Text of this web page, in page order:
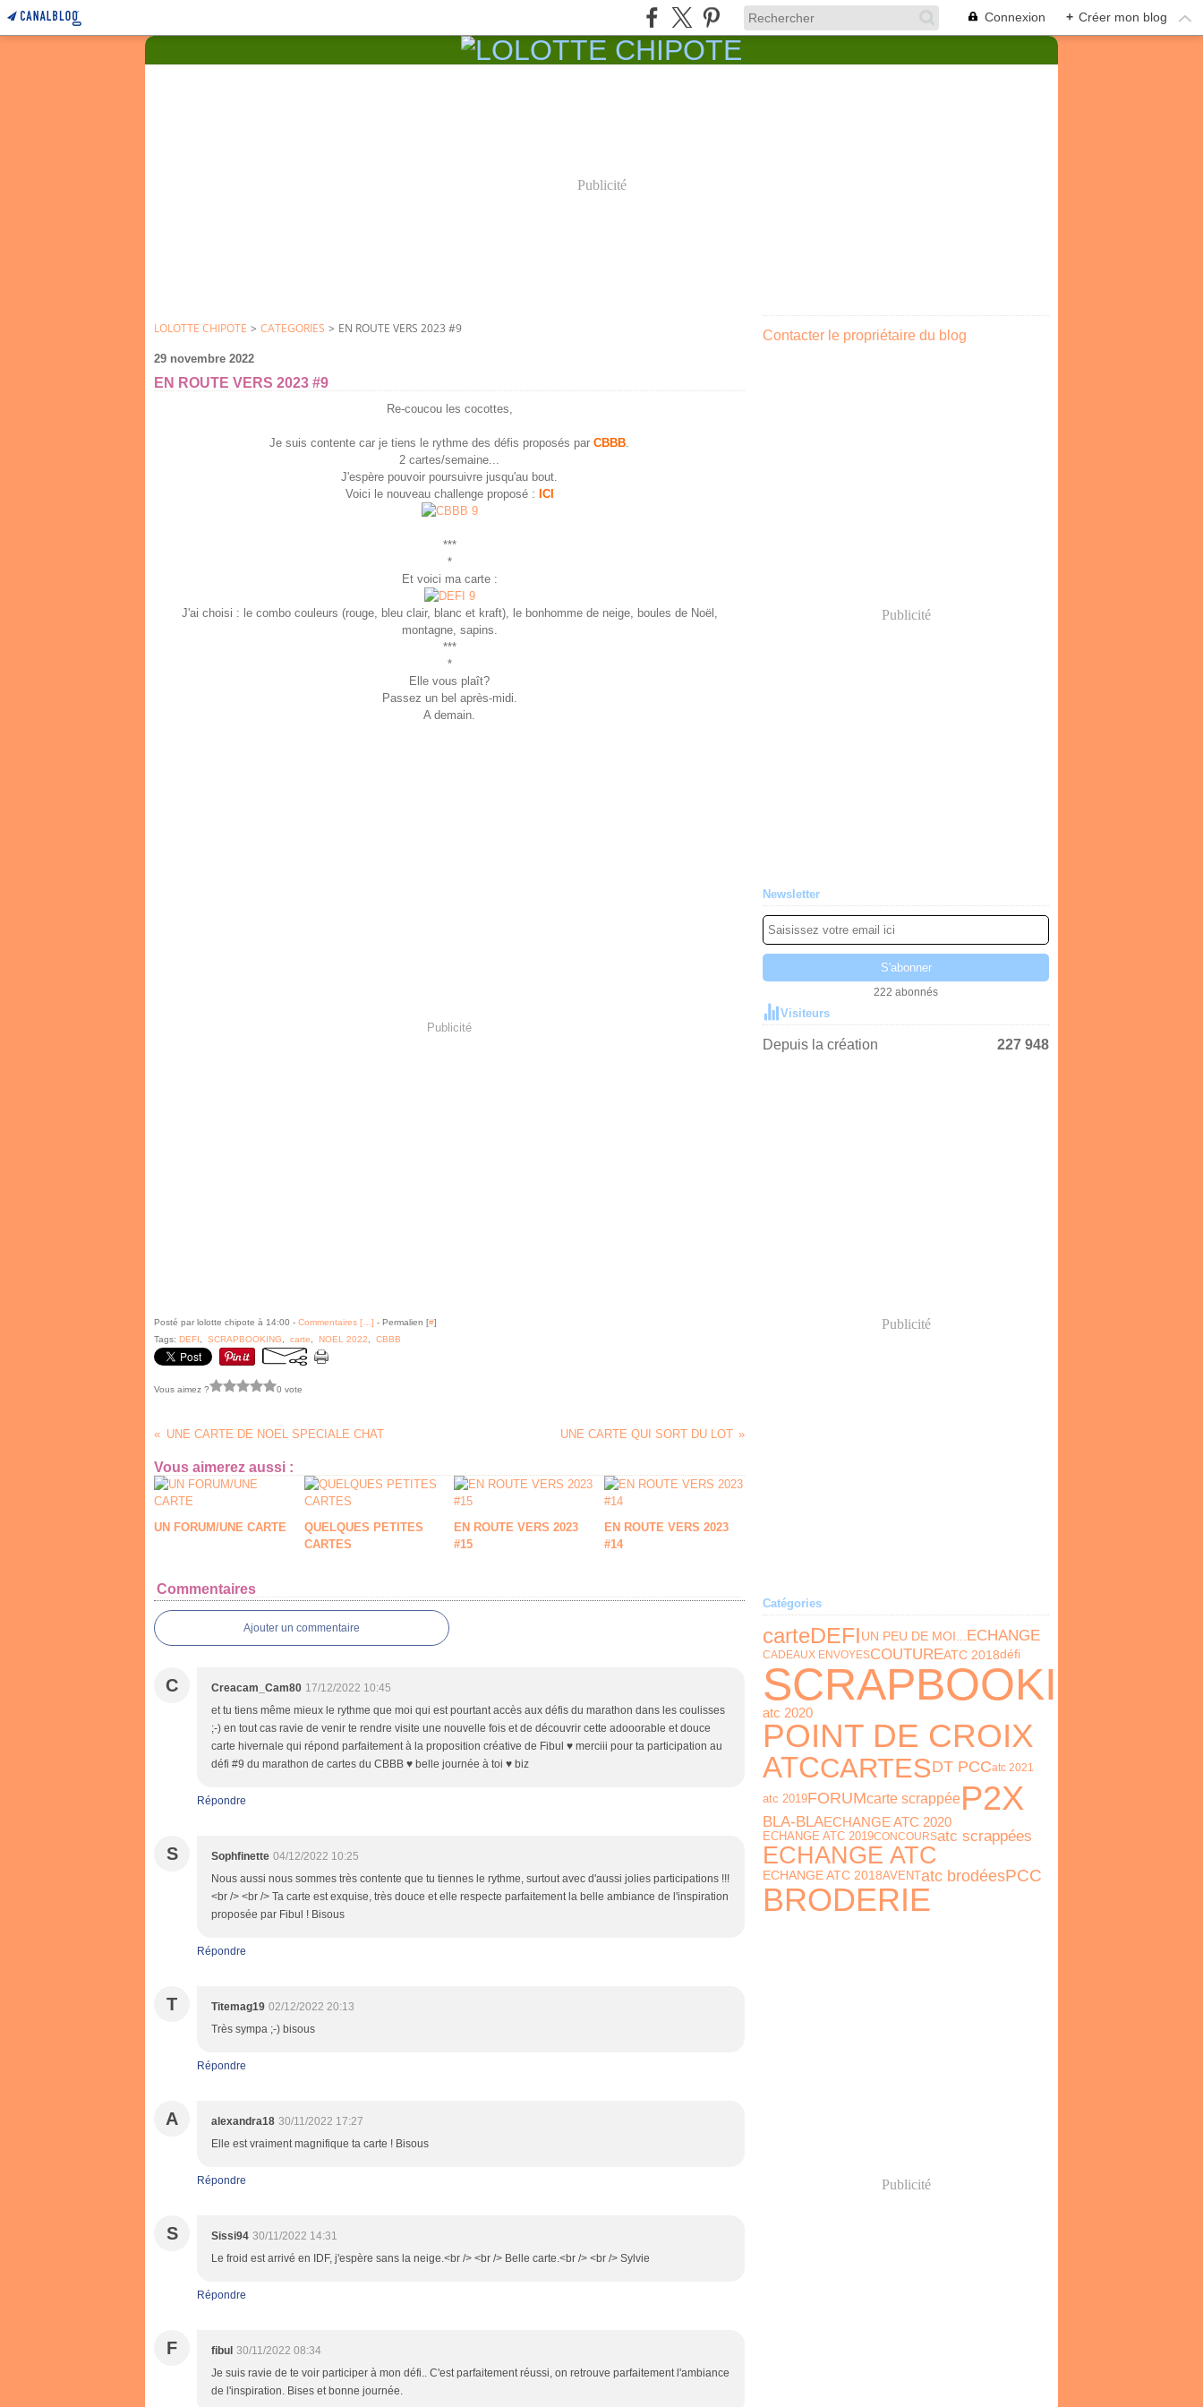
Connexion + Créer mon blog
Publicité
LOLOTTE CHIPOTE > CATEGORIES > EN ROUTE VERS 2023 #9
29 novembre 2022
EN ROUTE VERS 2023 #9
Re-coucou les cocottes,
Je suis contente car je tiens le rythme des défis proposés par CBBB.
2 cartes/semaine...
J'espère pouvoir poursuivre jusqu'au bout.
Voici le nouveau challenge proposé : ICI
***
*
Et voici ma carte :
J'ai choisi : le combo couleurs (rouge, bleu clair, blanc et kraft), le bonhomme de neige, boules de Noël,
montagne, sapins.
***
*
Elle vous plaît?
Passez un bel après-midi.
A demain.
Publicité
Posté par lolotte chipote à 14:00 - Commentaires [ ] - Permalien [#]
Tags: DEFI SCRAPBOOKING carte NOEL 2022 CBBB
Vous aimez ? 0 vote
UNE CARTE DE NOEL SPECIALE CHAT UNE CARTE QUI SORT DU LOT
Vous aimerez aussi :
UN FORUM/UNE CARTE
QUELQUES PETITES
CARTES
EN ROUTE VERS 2023
#15
EN ROUTE VERS 2023
#14
Commentaires
Ajouter un commentaire
C Creacam_Cam80 17/12/2022 10:45
et tu tiens même mieux le rythme que moi qui est pourtant accès aux défis du marathon dans les coulisses
;-) en tout cas ravie de venir te rendre visite une nouvelle fois et de découvrir cette adooorable et douce
carte hivernale qui répond parfaitement à la proposition créative de Fibul ♥ merciii pour ta participation au
défi #9 du marathon de cartes du CBBB ♥ belle journée à toi ♥ biz
Répondre
S Sophfinette 04/12/2022 10:25
Nous aussi nous sommes très contente que tu tiennes le rythme, surtout avec d'aussi jolies participations !!!
<br /> <br /> Ta carte est exquise, très douce et elle respecte parfaitement la belle ambiance de l'inspiration
proposée par Fibul ! Bisous
Répondre
T Titemag19 02/12/2022 20:13
Très sympa ;-) bisous
Répondre
A alexandra18 30/11/2022 17:27
Elle est vraiment magnifique ta carte ! Bisous
Répondre
S Sissi94 30/11/2022 14:31
Le froid est arrivé en IDF, j'espère sans la neige.<br /> <br /> Belle carte.<br /> <br /> Sylvie
Répondre
F fibul 30/11/2022 08:34
Je suis ravie de te voir participer à mon défi.. C'est parfaitement réussi, on retrouve parfaitement l'ambiance
de l'inspiration. Bises et bonne journée.
Contacter le propriétaire du blog
Publicité
Newsletter
222 abonnés
Visiteurs
Depuis la création 227 948
Publicité
Catégories
carteDEFIUN PEU DE MOI... ECHANGE
CADEAUX ENVOYESCOUTUREATC 2018défi
SCRAPBOOKING
atc 2020
POINT DE CROIX
ATCCARTESDT PCCatc 2021
atc 2019FORUMcarte scrappéeP2X
BLA-BLAECHANGE ATC 2020
ECHANGE ATC 2019CONCOURSatc scrappées
ECHANGE ATC
ECHANGE ATC 2018AVENTatc brodéesPCC
BRODERIE
Publicité